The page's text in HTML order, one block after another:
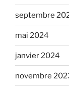
septembre
mai 2024
janvier 2024
novembre